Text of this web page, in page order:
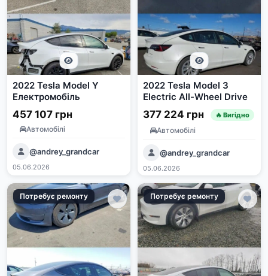
2022 Tesla Model Y
Електромобіль
457 107 грн
Автомобілі
@andrey_grandcar
05.06.2026
2022 Tesla Model 3
Electric All-Wheel Drive
377 224 грн 🔥 Вигідно
Автомобілі
@andrey_grandcar
05.06.2026
Потребує ремонту Потребує ремонту